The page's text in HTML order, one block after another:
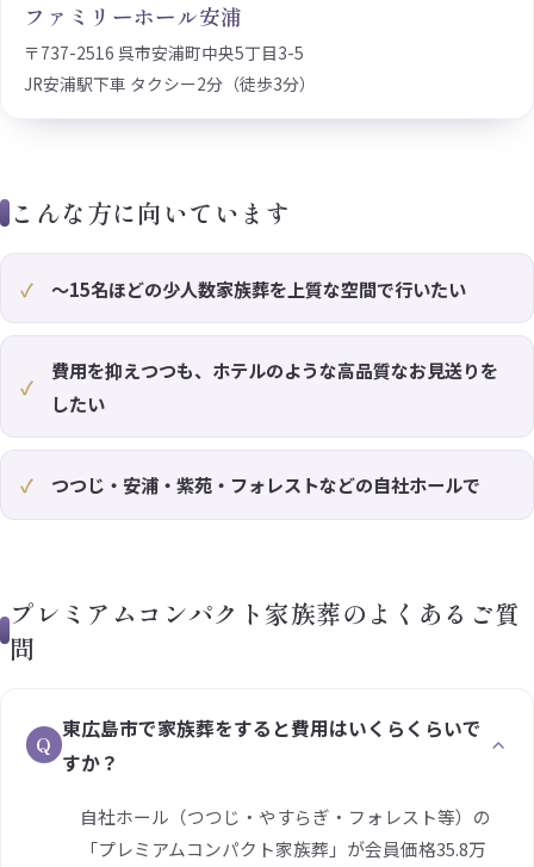
ファミリーホール安浦
〒737-2516 呉市安浦町中央5丁目3-5
JR安浦駅下車 タクシー2分（徒歩3分）
こんな方に向いています
〜15名ほどの少人数家族葬を上質な空間で行いたい
費用を抑えつつも、ホテルのような高品質なお見送りを
したい
つつじ・安浦・紫苑・フォレストなどの自社ホールで
プレミアムコンパクト家族葬のよくあるご質
問
Q
東広島市で家族葬をすると費用はいくらくらいで
すか？
自社ホール（つつじ・やすらぎ・フォレスト等）の
「プレミアムコンパクト家族葬」が会員価格35.8万